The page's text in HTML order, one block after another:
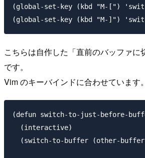
(global-set-key (kbd "M-[")
こちらは自作した「直前のバッファに
です。
Vim のキーバインドに合わせています。
(defun switch-to-just-before-
  (interactive)
(switch-to-buffer (other-